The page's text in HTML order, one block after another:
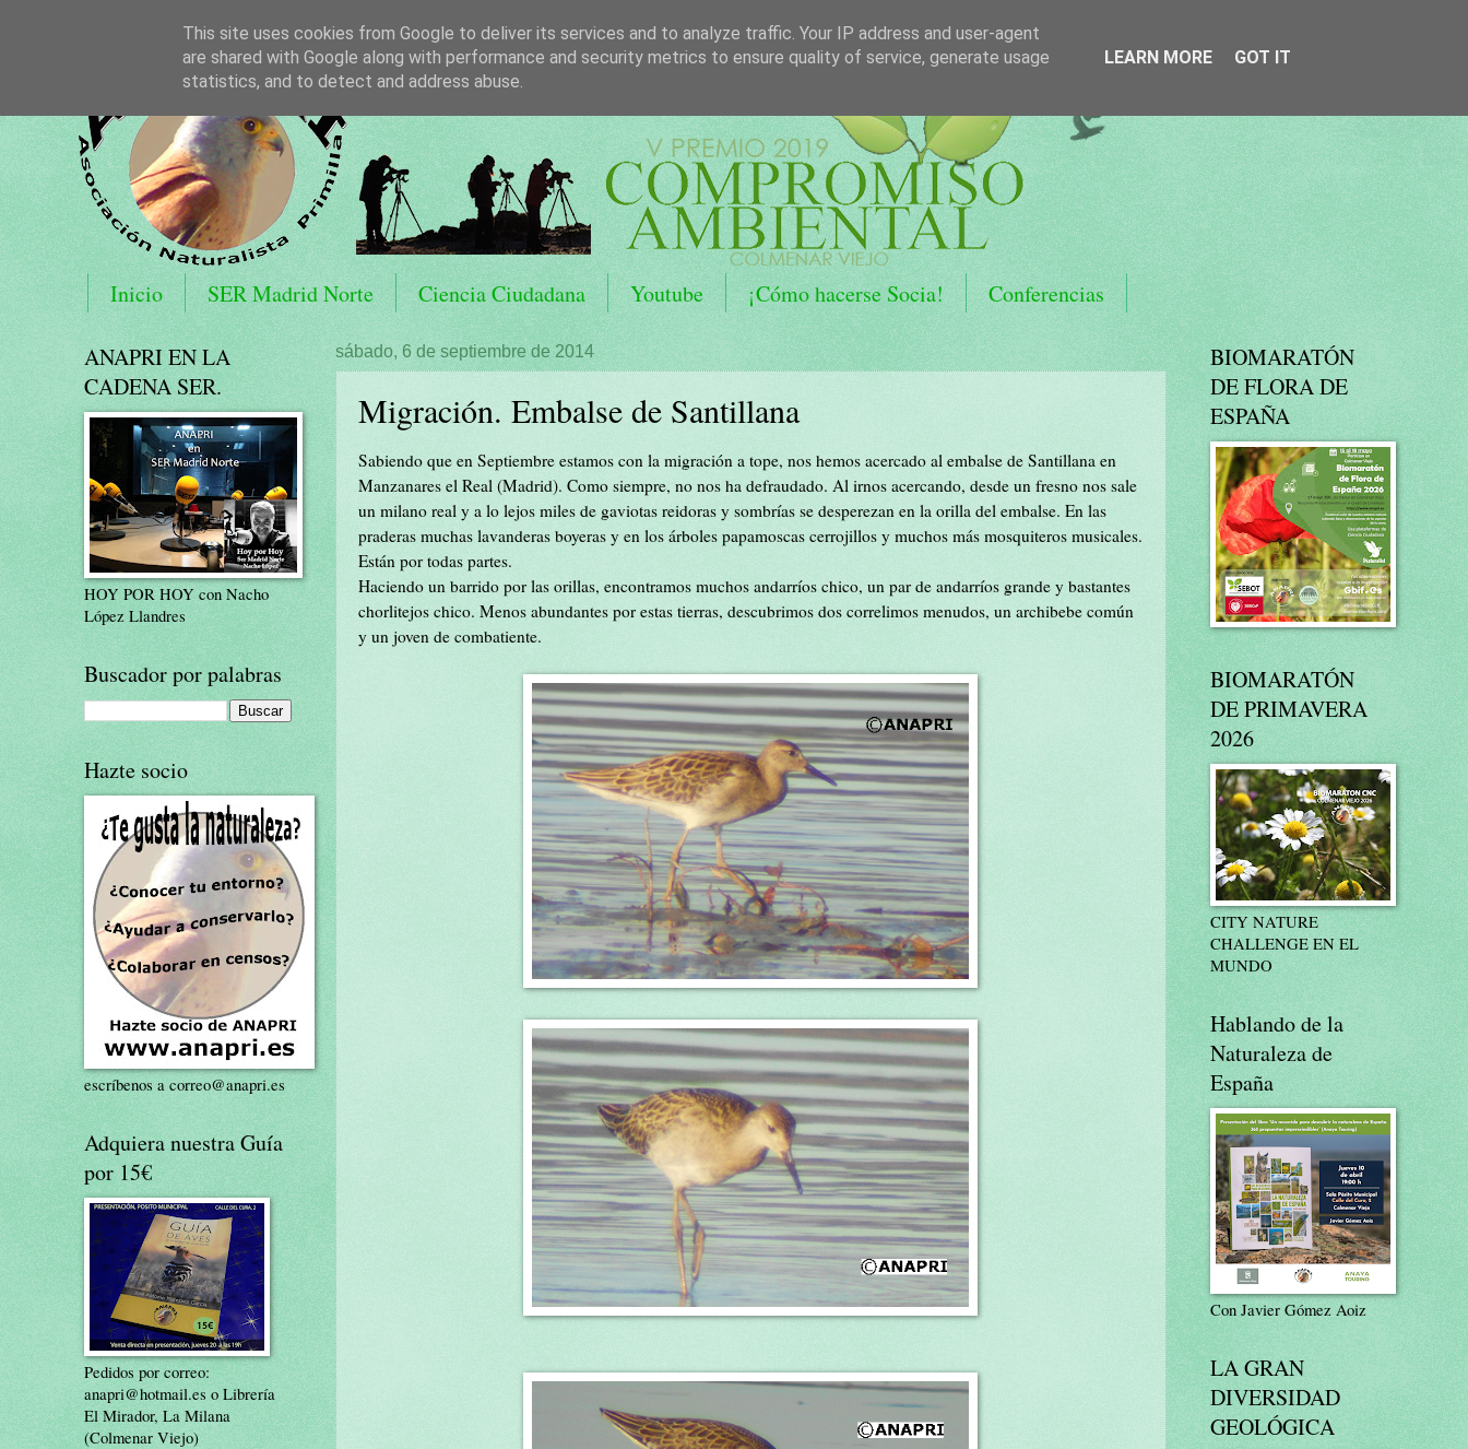
Inicio SER Madrid Norte Ciencia Ciudadana Youtube ¡Cómo hacerse Socia! Conferencias
sábado, 6 de septiembre de 2014
Migración. Embalse de Santillana
Sabiendo que en Septiembre estamos con la migración a tope, nos hemos acercado al embalse de Santillana en
Manzanares el Real (Madrid). Como siempre, no nos ha defraudado. Al irnos acercando, desde un fresno nos sale
un milano real y a lo lejos miles de gaviotas reidoras y sombrías se desperezan en la orilla del embalse. En las
praderas muchas lavanderas boyeras y en los árboles papamoscas cerrojillos y muchos más mosquiteros musicales.
Están por todas partes.
Haciendo un barrido por las orillas, encontramos muchos andarríos chico, un par de andarríos grande y bastantes
chorlitejos chico. Menos abundantes por estas tierras, descubrimos dos correlimos menudos, un archibebe común
y un joven de combatiente.
ANAPRI EN LA
CADENA SER.
HOY POR HOY con Nacho
López Llandres
Buscador por palabras
Hazte socio
escríbenos a correo@anapri.es
Adquiera nuestra Guía
por 15€
Pedidos por correo:
anapri@hotmail.es o Librería
El Mirador, La Milana
(Colmenar Viejo)
BIOMARATÓN
DE FLORA DE
ESPAÑA
BIOMARATÓN
DE PRIMAVERA
2026
CITY NATURE
CHALLENGE EN EL
MUNDO
Hablando de la
Naturaleza de
España
Con Javier Gómez Aoiz
LA GRAN
DIVERSIDAD
GEOLÓGICA
This site uses cookies from Google to deliver its services and to analyze traffic. Your IP address and user-agent
are shared with Google along with performance and security metrics to ensure quality of service, generate usage
statistics, and to detect and address abuse.
LEARN MORE GOT IT